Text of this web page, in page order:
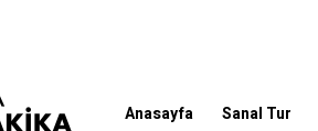
Anasayfa Sanal Tur